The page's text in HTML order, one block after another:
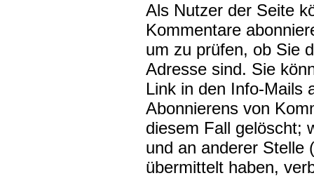
Als Nutzer der Seite
Kommentare
um zu prüfen, ob Sie
Adresse sind. Sie
Link in den Info-Mails
Abonnierens von
diesem Fall gelöscht;
und an anderer Stelle
übermittelt haben,